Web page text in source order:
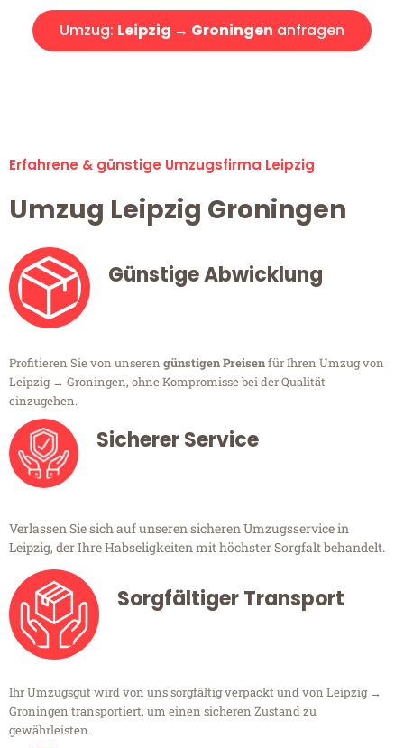
Umzug: Leipzig → Groningen anfragen
Erfahrene & günstige Umzugsfirma Leipzig
Umzug Leipzig Groningen
Günstige Abwicklung
Profitieren Sie von unseren günstigen Preisenfür Ihren Umzug von
Leipzig → Groningen, ohne Kompromisse bei der Qualität
einzugehen.
Sicherer Service
Verlassen Sie sich auf unseren sicheren Umzugsservice in
Leipzig, der Ihre Habseligkeiten mit höchster Sorgfalt behandelt.
Sorgfältiger Transport
Ihr Umzugsgut wird von uns sorgfältig verpackt und von Leipzig →
Groningen transportiert, um einen sicheren Zustand zu
gewährleisten.